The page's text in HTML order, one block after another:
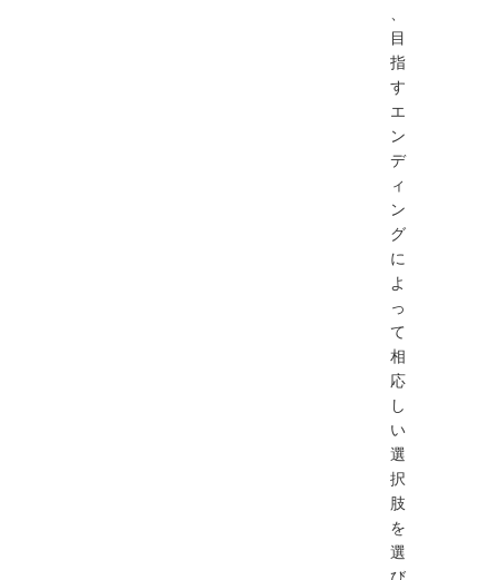
目
指
す
エ
ン
デ
ィ
ン
グ
に
よ
っ
て
相
応
し
い
選
択
肢
を
選
び